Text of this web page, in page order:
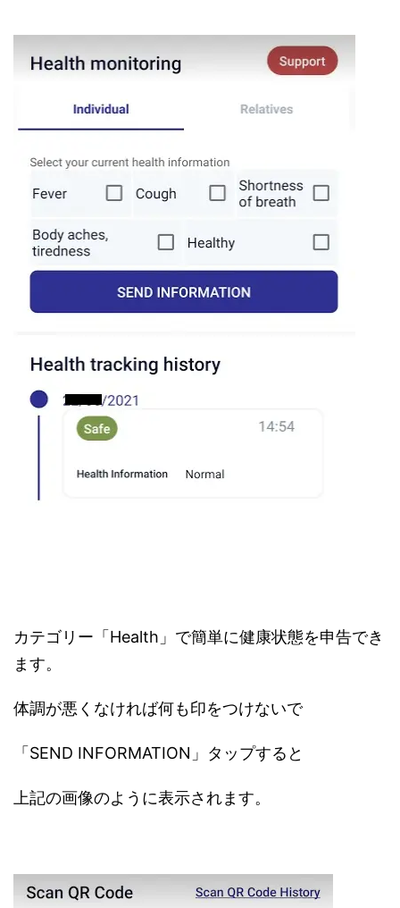
カテゴリー「Health」で簡単に健康状態を申告でき
ます。
体調が悪くなければ何も印をつけないで
「SEND INFORMATION」タップすると
上記の画像のように表示されます。